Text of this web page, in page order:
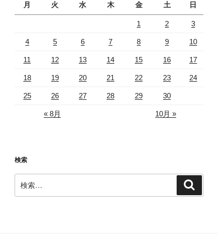
月
火 水 木 金 土 日
1 2 3
4 5 6 7 8 9 10
11 12 13 14 15 16 17
18 19 20 21 22 23 24
25 26 27 28 29 30
« 8月 10月 »
検索
索: